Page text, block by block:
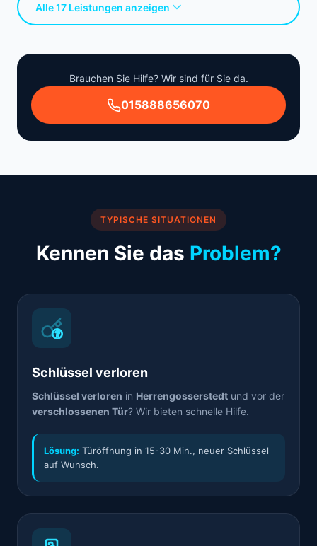
Alle 17 Leistungen anzeigen
Brauchen Sie Hilfe? Wir sind für Sie da.
015888656070
TYPISCHE SITUATIONEN
Kennen Sie das Problem?
Schlüssel verloren
Schlüssel verloren in Herrengosserstedt und vor der
verschlossenen Tür? Wir bieten schnelle Hilfe.
Lösung: Türöffnung in 15-30 Min., neuer Schlüssel
auf Wunsch.